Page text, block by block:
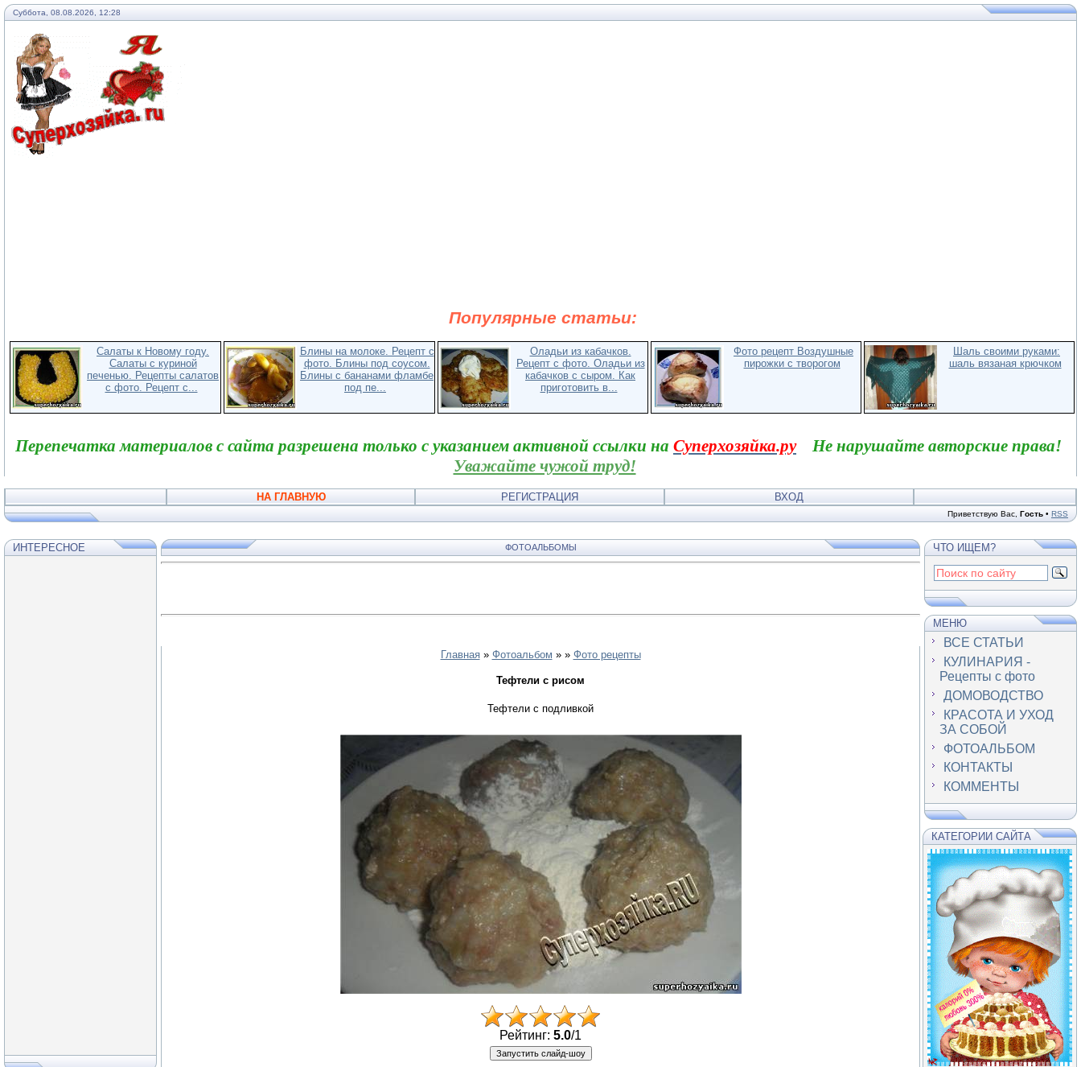
Суббота, 08.08.2026, 12:28
Популярные статьи:
Салаты к Новому году.
Салаты с куриной
печенью. Рецепты салатов
с фото. Рецепт с...
Блины на молоке. Рецепт с
фото. Блины под соусом.
Блины с бананами фламбе
под пе...
Оладьи из кабачков.
Рецепт с фото. Оладьи из
кабачков с сыром. Как
приготовить в...
Фото рецепт Воздушные
пирожки с творогом
Шаль своими руками:
шаль вязаная крючком
Перепечатка материалов с сайта разрешена только с указанием активной ссылки на Суперхозяйка.руНе нарушайте авторские права!
Уважайте чужой труд!
НА ГЛАВНУЮ РЕГИСТРАЦИЯ ВХОД
Приветствую Вас Гость • RSS
ИНТЕРЕСНОЕ ФОТОАЛЬБОМЫ
Главная» Фотоальбом » » Фото рецепты
Тефтели с рисом
Тефтели с подливкой
Рейтинг: 5.0/1
ЧТО ИЩЕМ?
МЕНЮ
ВСЕ СТАТЬИ
КУЛИНАРИЯ -
Рецепты с фото
ДОМОВОДСТВО
КРАСОТА И УХОД
ЗА СОБОЙ
ФОТОАЛЬБОМ
КОНТАКТЫ
КОММЕНТЫ
КАТЕГОРИИ САЙТА